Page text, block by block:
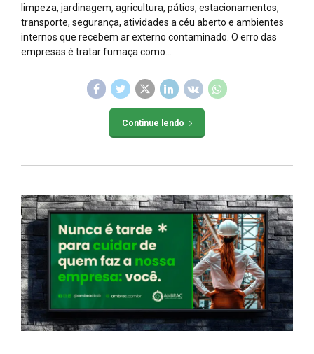
limpeza, jardinagem, agricultura, pátios, estacionamentos,
transporte, segurança, atividades a céu aberto e ambientes
internos que recebem ar externo contaminado. O erro das
empresas é tratar fumaça como...
Continue lendo